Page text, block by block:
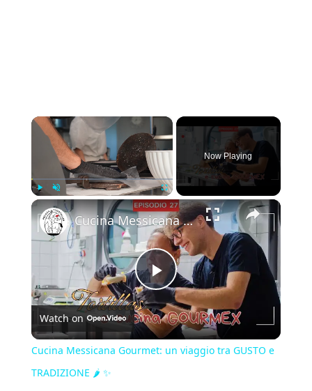
×
Unmute Fullscreen
Now Playing
×
Play
Video
Cucina Messicana Gourmet: un viaggio tra GUSTO e TRADIZIONE 🌶️ ✨
Watch on
Cucina Messicana Gourmet: un viaggio tra GUSTO e
TRADIZIONE 🌶️ ✨